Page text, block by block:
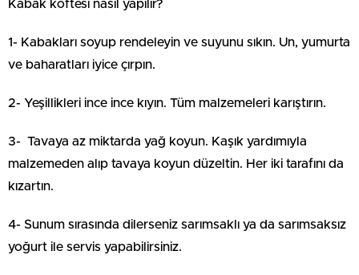
Kabak köftesi nasıl yapılır?
1- Kabakları soyup rendeleyin ve suyunu sıkın. Un, yumurta
ve baharatları iyice çırpın.
2- Yeşillikleri ince ince kıyın. Tüm malzemeleri karıştırın.
3- Tavaya az miktarda yağ koyun. Kaşık yardımıyla
malzemeden alıp tavaya koyun düzeltin. Her iki tarafını da
kızartın.
4- Sunum sırasında dilerseniz sarımsaklı ya da sarımsaksız
yoğurt ile servis yapabilirsiniz.